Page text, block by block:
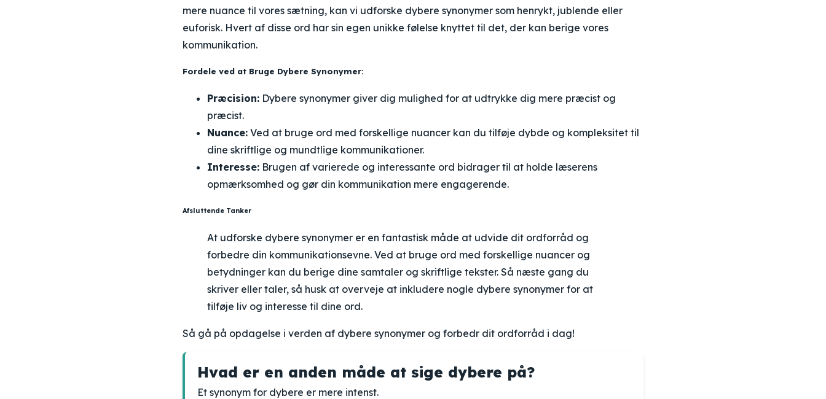
mere nuance til vores sætning, kan vi udforske dybere synonymer som henrykt, jublende eller
euforisk. Hvert af disse ord har sin egen unikke følelse knyttet til det, der kan berige vores
kommunikation.
Fordele ved at Bruge Dybere Synonymer:
Præcision: Dybere synonymer giver dig mulighed for at udtrykke dig mere præcist og
præcist.
Nuance: Ved at bruge ord med forskellige nuancer kan du tilføje dybde og kompleksitet til
dine skriftlige og mundtlige kommunikationer.
Interesse: Brugen af varierede og interessante ord bidrager til at holde læserens
opmærksomhed og gør din kommunikation mere engagerende.
Afsluttende Tanker
At udforske dybere synonymer er en fantastisk måde at udvide dit ordforråd og
forbedre din kommunikationsevne. Ved at bruge ord med forskellige nuancer og
betydninger kan du berige dine samtaler og skriftlige tekster. Så næste gang du
skriver eller taler, så husk at overveje at inkludere nogle dybere synonymer for at
tilføje liv og interesse til dine ord.
Så gå på opdagelse i verden af dybere synonymer og forbedr dit ordforråd i dag!
Hvad er en anden måde at sige dybere på?
Et synonym for dybere er mere intenst.